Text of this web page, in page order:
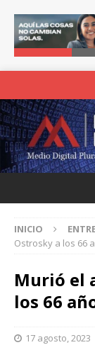
INICIO
Ostrosky a los 66
Murió el
los 66
17 agosto, 2023